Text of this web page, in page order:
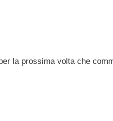
la prossima volta che